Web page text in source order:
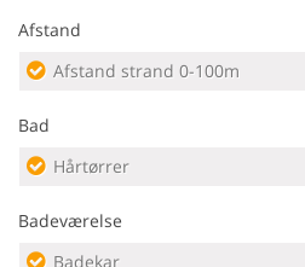
Afstand
Afstand strand 0-100m
Bad
Hårtørrer
Badeværelse
Badekar